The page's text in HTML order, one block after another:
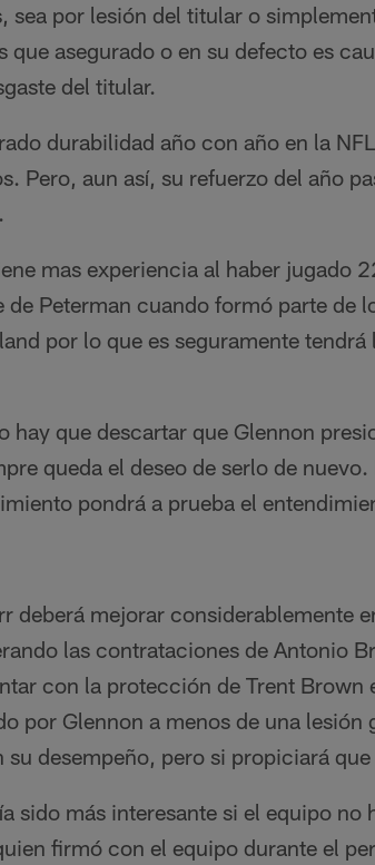
sea por lesión del titular o
que asegurado o en su defecto es
del titular.
durabilidad año con año en la
Pero, aun así, su refuerzo del año
mas experiencia al haber jugado
de Peterman cuando formó parte de
por lo que es seguramente
hay que descartar que Glennon
queda el deseo de serlo de
pondrá a prueba el
deberá mejorar considerablemente
las contrataciones de Antonio
con la protección de Trent
por Glennon a menos de una
su desempeño, pero si propiciará
sido más interesante si el equipo no
firmó con el equipo durante el